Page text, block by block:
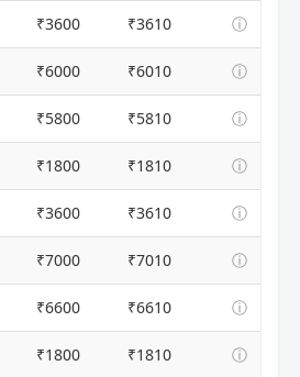
₹3600 ₹3610 ⓘ
₹6000 ₹6010 ⓘ
₹5800 ₹5810 ⓘ
₹1800 ₹1810 ⓘ
₹3600 ₹3610 ⓘ
₹7000 ₹7010 ⓘ
₹6600 ₹6610 ⓘ
₹1800 ₹1810 ⓘ